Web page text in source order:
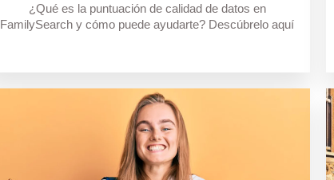
¿Qué es la puntuación de calidad de datos en
FamilySearch y cómo puede ayudarte? Descúbrelo aquí